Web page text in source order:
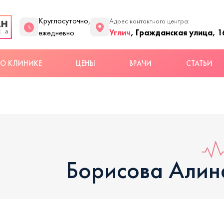
Круглосуточно,
ежедневно.
Адрес контактного центра:
Углич, Гражданская улица,
О КЛИНИКЕ ЦЕНЫ ВРАЧИ СТАТЬИ
Борисова